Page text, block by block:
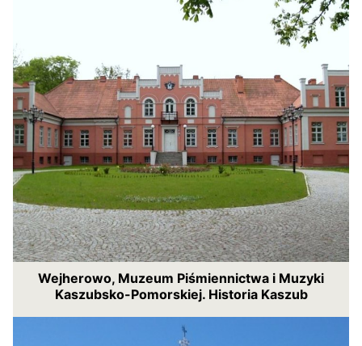
Wejherowo, Muzeum Piśmiennictwa i Muzyki
Kaszubsko-Pomorskiej. Historia Kaszub